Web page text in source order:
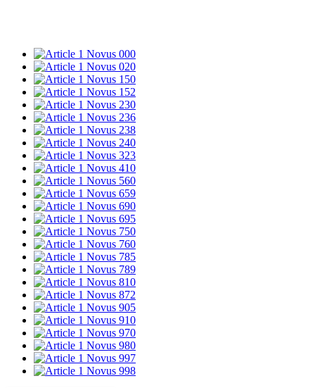
Novus 000
Novus 020
Novus 150
Novus 152
Novus 230
Novus 236
Novus 238
Novus 240
Novus 323
Novus 410
Novus 560
Novus 659
Novus 690
Novus 695
Novus 750
Novus 760
Novus 785
Novus 789
Novus 810
Novus 872
Novus 905
Novus 910
Novus 970
Novus 980
Novus 997
Novus 998